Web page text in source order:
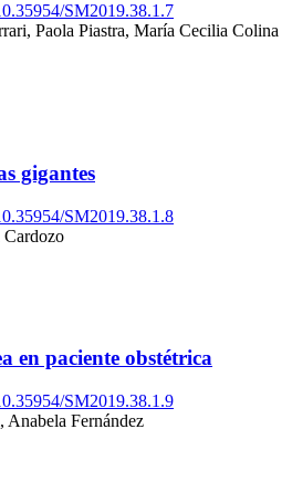
SM2019.38.1.7
Paola Piastra, María Cecilia Colina
gigantes
SM2019.38.1.8
en paciente obstétrica
SM2019.38.1.9
Anabela Fernández